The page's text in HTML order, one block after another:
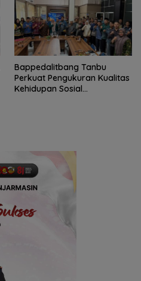
Bappedalitbang Tanbu
Perkuat Pengukuran Kualitas
Kehidupan Sosial